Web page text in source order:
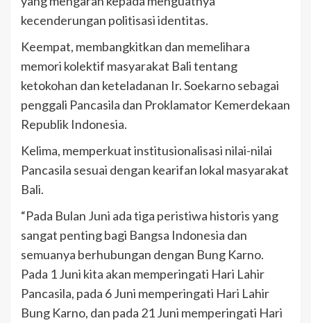
kecenderungan politisasi identitas.
Keempat, membangkitkan dan memelihara
memori kolektif masyarakat Bali tentang
ketokohan dan keteladanan Ir. Soekarno sebagai
penggali Pancasila dan Proklamator Kemerdekaan
Republik Indonesia.
Kelima, memperkuat institusionalisasi nilai-nilai
Pancasila sesuai dengan kearifan lokal masyarakat
Bali.
“Pada Bulan Juni ada tiga peristiwa historis yang
sangat penting bagi Bangsa Indonesia dan
semuanya berhubungan dengan Bung Karno.
Pada 1 Juni kita akan memperingati Hari Lahir
Pancasila, pada 6 Juni memperingati Hari Lahir
Bung Karno, dan pada 21 Juni memperingati Hari